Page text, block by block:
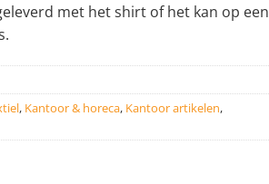
met het shirt of het kan op een
, Kantoor & horeca, Kantoor artikelen,